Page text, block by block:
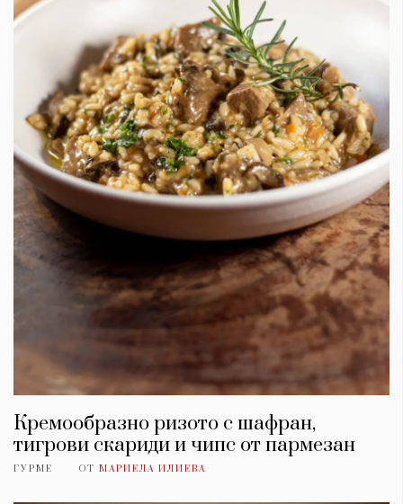
Кремообразно ризото с шафран,
тигрови скариди и чипс от пармезан
ГУРМЕ ОТ МАРИЕЛА ИЛИЕВА